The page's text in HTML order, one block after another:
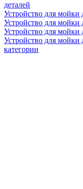
деталей
Устройство для мойки
Устройство для мойки
Устройство для мойки
Устройство для
категории